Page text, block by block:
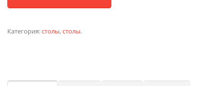
Категория:столы,столы.